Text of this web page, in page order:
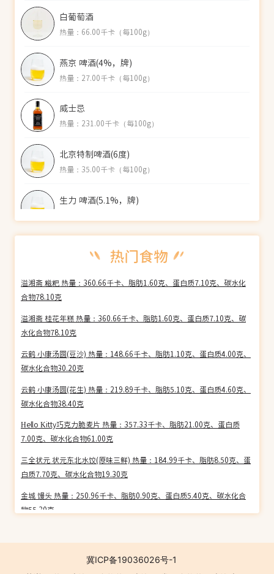
白葡萄酒
热量：66.00千卡（每100g）
燕京 啤酒(4%，牌)
热量：27.00千卡（每100g）
威士忌
热量：231.00千卡（每100g）
北京特制啤酒(6度)
热量：35.00千卡（每100g）
生力 啤酒(5.1%，牌)
热量：231.00千卡（每100g）
曼哈顿酒(30.6%)
玫瑰香葡萄酒(15度)
热量：85.00千卡（每100g）
热量：30.00千卡（每100g）
金奖白兰地(38%)
热量：226.00千卡（每100g）
麦饭石啤酒
秦海啤酒
溢湘斋 糍粑 热量：360.66千卡、脂肪1.60克、蛋白质7.10克、碳水化
合物78.10克
溢湘斋 桂花年糕 热量：360.66千卡、脂肪1.60克、蛋白质7.10克、碳
水化合物78.10克
云鹤 小康汤圆(豆沙) 热量：148.66千卡、脂肪1.10克、蛋白质4.00克、
碳水化合物30.20克
云鹤 小康汤圆(花生) 热量：219.89千卡、脂肪5.10克、蛋白质4.60克、
碳水化合物38.40克
Hello Kitty巧克力脆麦片 热量：357.33千卡、脂肪21.00克、蛋白质
7.00克、碳水化合物61.00克
三全状元 状元东北水饺(原味三鲜) 热量：184.99千卡、脂肪8.50克、蛋
白质7.70克、碳水化合物19.30克
金城 馒头 热量：250.96千卡、脂肪0.90克、蛋白质5.40克、碳水化合
物55.30克
物78.00克
沈大成 红豆沙 热量：369.02千卡、脂肪12.80克、蛋白质5.10克、碳水
冀ICP备19036026号-1